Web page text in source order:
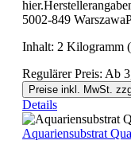
5002-849
Inhalt: 2 Kilogramm
Regulärer Preis: Ab
Preise inkl. MwSt.
Details
Aquariensubstrat